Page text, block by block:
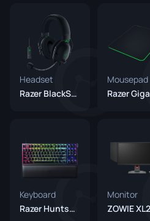
Headset
Razer BlackShark V2
Mousepad
Keyboard
Razer Huntsman V2 TKL
Monitor